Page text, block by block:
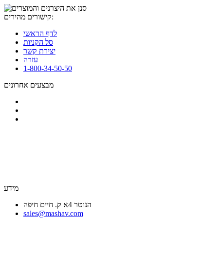
קישורים מהירים:
לדף הראשי
סל הקניות
יצירת קשר
עזרה
1-800-34-50-50
מבצעים אחרונים
מידע
הנוטר 4א ק. חיים חיפה
sales@mashav.com